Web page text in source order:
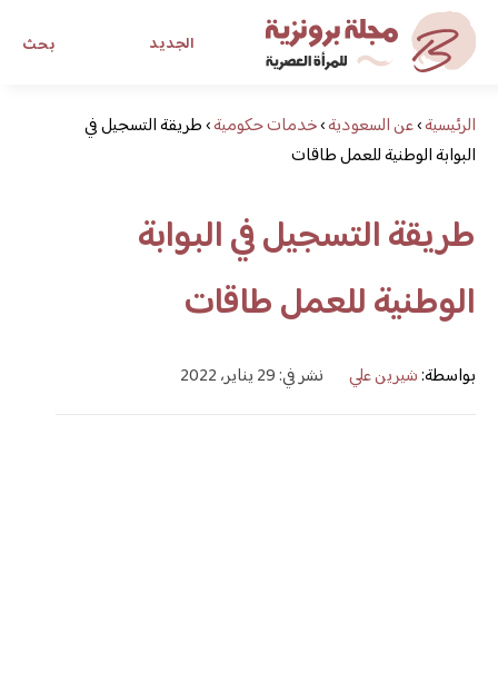
بحث الجديد
مجلة برونزية للفتاة العصريةالرئيسية›عن السعودية›خدمات حكومية›طريقة التسجيل في
البوابة الوطنية للعمل طاقات
طريقة التسجيل في البوابة
الوطنية للعمل طاقات
بواسطة:شيرين علي نشر في: 29 يناير، 2022